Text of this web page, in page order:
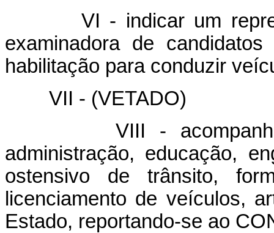
VI - indicar um
examinadora de
habilitação para conduzir
VII - (VETADO)
VIII - acompanhar e
administração, educação,
ostensivo de trânsito,
licenciamento de veículos,
Estado, reportando-se ao